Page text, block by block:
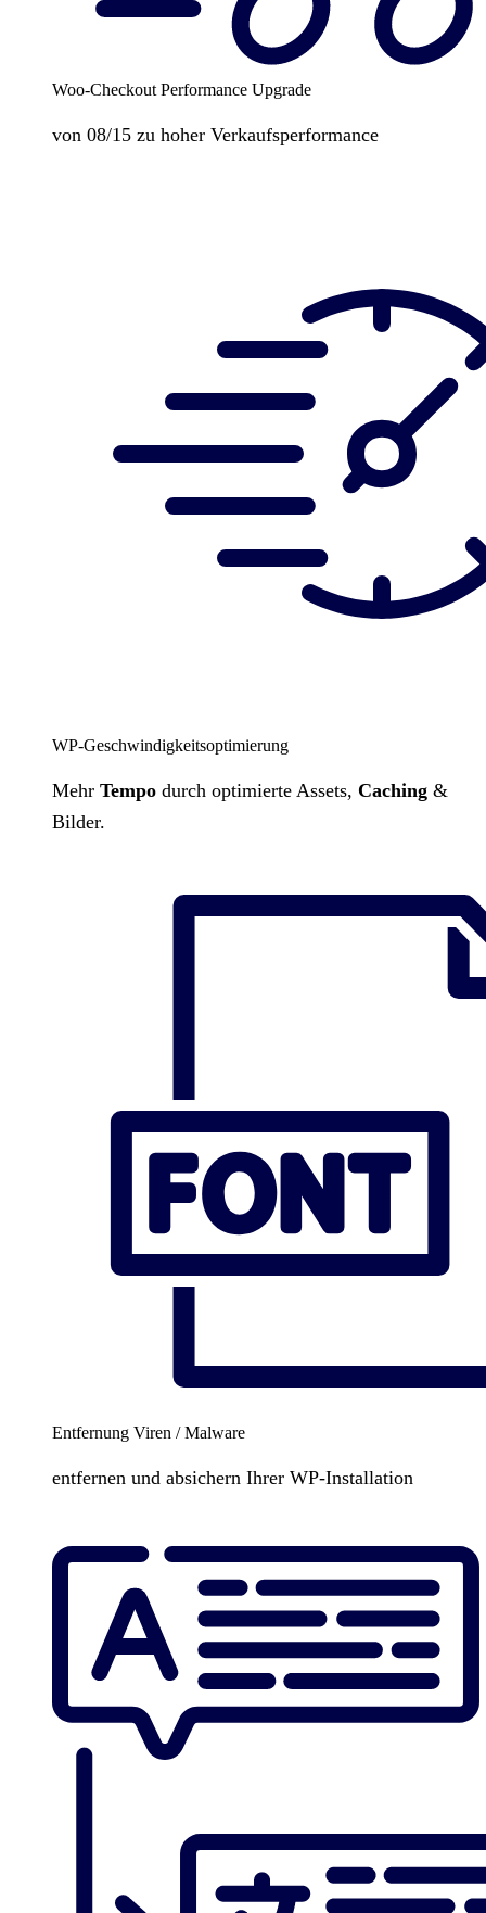
Woo-Checkout Performance Upgrade
von 08/15 zu hoher Verkaufsperformance
WP-Geschwindigkeitsoptimierung
Mehr Tempo durch optimierte Assets, Caching &
Bilder.
Entfernung Viren / Malware
entfernen und absichern Ihrer WP-Installation